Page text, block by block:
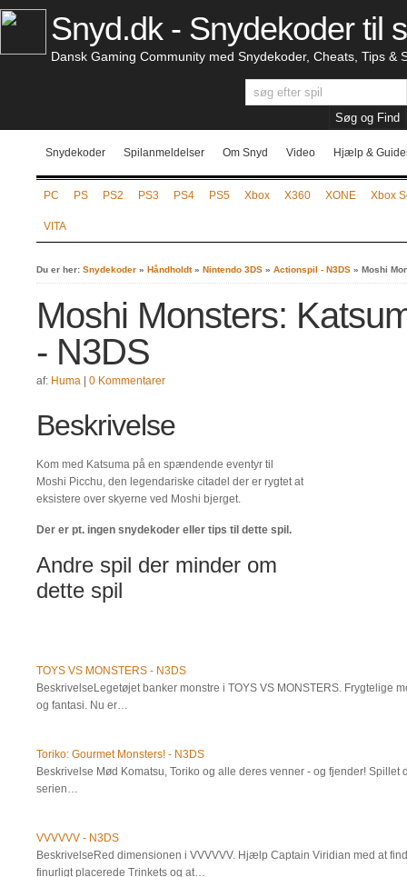
Snyd.dk - Snydekoder til
Dansk Gaming Community med Snydekoder, Cheats, Tips &
Snydekoder Spilanmeldelser Om Snyd Video Hjælp &
PC PS PS2 PS3 PS4 PS5 Xbox X360 XONE Xbox
VITA
Du er her: Snydekoder » Håndholdt» Nintendo 3DS » Actionspil - N3DS » Moshi
Moshi Monsters:
- N3DS
af: Huma 0 Kommentarer
Beskrivelse
Kom med Katsuma på en spændende eventyr til
Moshi Picchu, den legendariske citadel der er rygtet at
eksistere over skyerne ved Moshi bjerget.
Der er pt. ingen snydekoder eller tips til dette spil.
Andre spil der minder om
dette spil
TOYS VS MONSTERS - N3DS
BeskrivelseLegetøjet banker monstre i TOYS VS MONSTERS. Frygtelige
og fantasi. Nu er…
Toriko: Gourmet Monsters! - N3DS
Beskrivelse Mød Komatsu, Toriko og alle deres venner - og fjender! Spillet
serien…
VVVVVV - N3DS
BeskrivelseRed dimensionen i VVVVVV. Hjælp Captain Viridian med at
finurligt placerede Trinkets og at…